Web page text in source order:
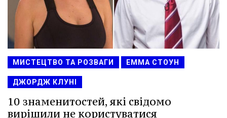
МИСТЕЦТВО ТА РОЗВАГИ ЕММА СТОУН
ДЖОРДЖ КЛУНІ
10 знаменитостей, які свідомо
вирішили не користуватися